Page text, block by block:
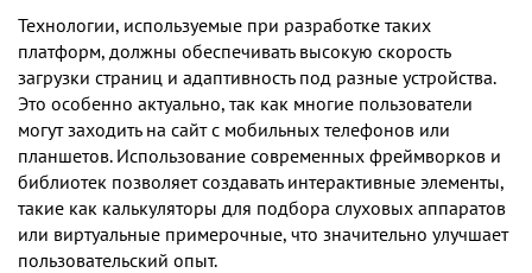
Технологии, используемые при разработке таких
платформ, должны обеспечивать высокую скорость
загрузки страниц и адаптивность под разные устройства.
Это особенно актуально, так как многие пользователи
могут заходить на сайт с мобильных телефонов или
планшетов. Использование современных фреймворков и
библиотек позволяет создавать интерактивные элементы,
такие как калькуляторы для подбора слуховых аппаратов
или виртуальные примерочные, что значительно улучшает
пользовательский опыт.